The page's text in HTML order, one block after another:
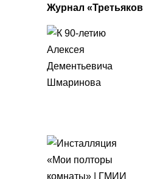
Журнал